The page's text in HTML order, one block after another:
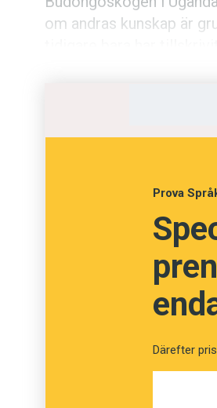
om andras kunskap är
Prova
Därefter